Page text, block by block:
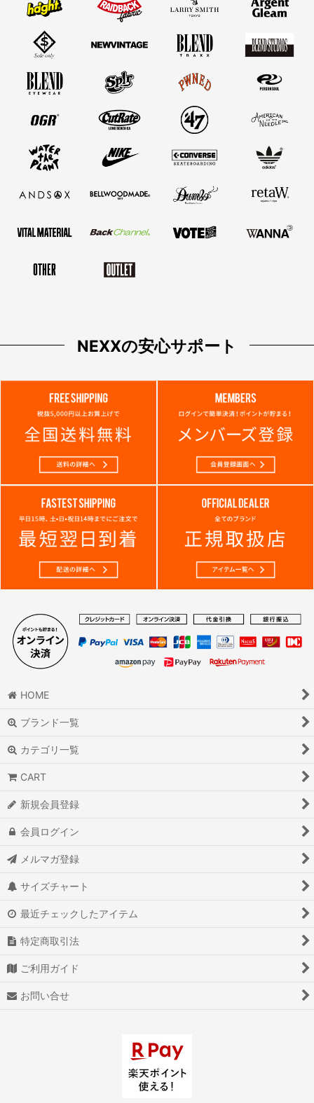
NEXXの安心サポート
HOME
ブランド一覧
カテゴリ一覧
CART
新規会員登録
会員ログイン
メルマガ登録
サイズチャート
最近チェックしたアイテム
特定商取引法
ご利用ガイド
お問い合せ